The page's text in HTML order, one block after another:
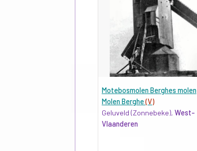
Motebosmolen Berghes molen
Molen Berghe(V)
Geluveld (Zonnebeke), West-
Vlaanderen